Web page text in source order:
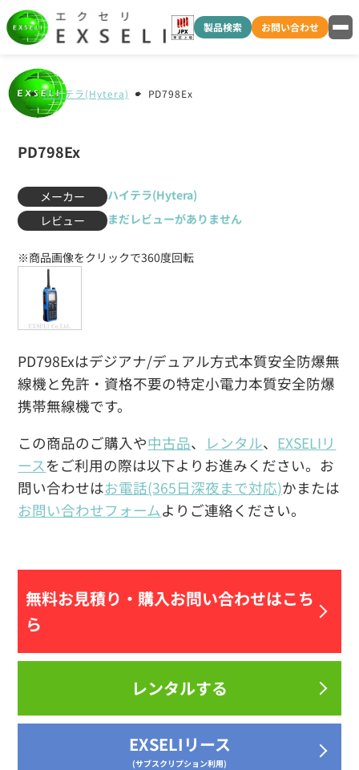
製品検索 お問い合わせ
ハイテラ(Hytera) PD798Ex
PD798Ex
メーカー
ハイテラ(Hytera)
レビュー
まだレビューがありません
PD798Exはデジアナ/デュアル方式本質安全防爆無
線機と免許・資格不要の特定小電力本質安全防爆
携帯無線機です。
この商品のご購入や中古品、 レンタル、 EXSELIリ
ース をご利用の際は以下よりお進みください。お
問い合わせはお電話(365日深夜まで対応)かまたは
お問い合わせフォームよりご連絡ください。
無料お見積り・ 購入お問い合わせはこち
ら
レンタルする
EXSELIリース
(サブスクリプション利用)
※商品画像をクリックで360度回転